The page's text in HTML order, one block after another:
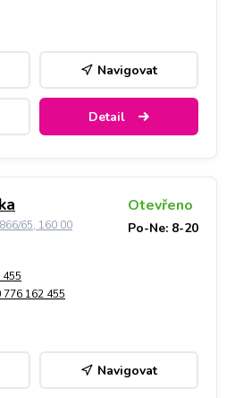
Navigovat
Detail
65, 160 00
Otevřeno
Po-Ne: 8-20
776 162 455
Navigovat